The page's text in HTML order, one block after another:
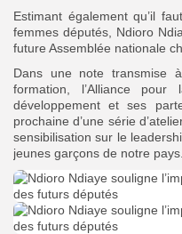
Estimant également qu’il
femmes députés, Ndioro
future Assemblée nationale
Dans une note transmise
formation, l’Alliance
développement et ses
prochaine d’une série
sensibilisation sur le
jeunes garçons de notre pays.